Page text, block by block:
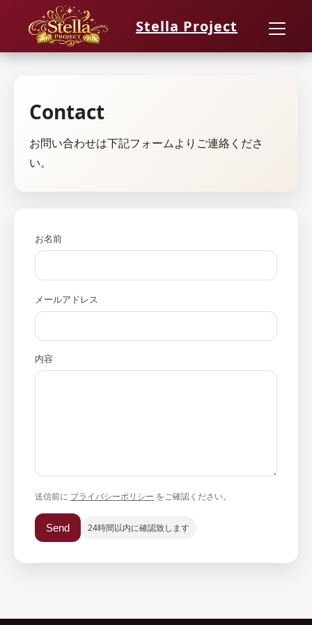
Stella Project
Contact
お問い合わせは下記フォームよりご連絡くださ
い。
お名前
メールアドレス
内容
送信前に プライバシーポリシー をご確認ください。
Send 24時間以内に確認致します